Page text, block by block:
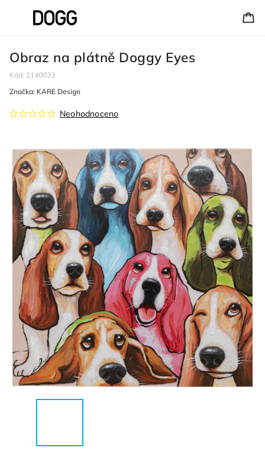
Obraz na plátně Doggy Eyes
Kód: 1140033
Neohodnoceno
Značka: KARE Design